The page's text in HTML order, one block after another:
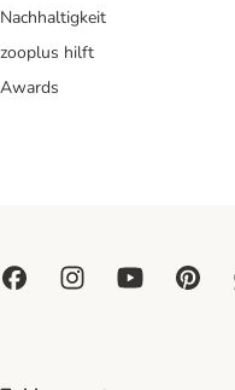
Nachhaltigkeit
zooplus hilft
Awards